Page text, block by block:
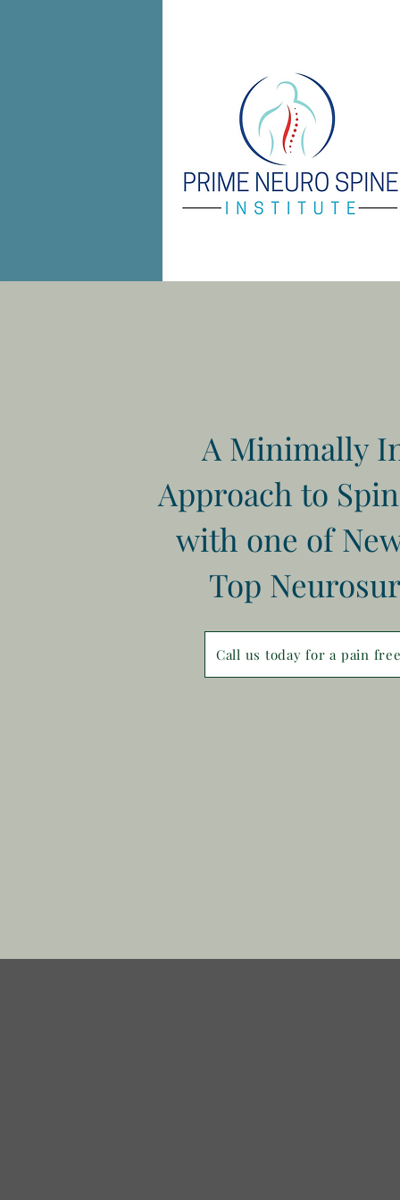
A Minimally
Approach to
with one of
Top
Call us today for a pain